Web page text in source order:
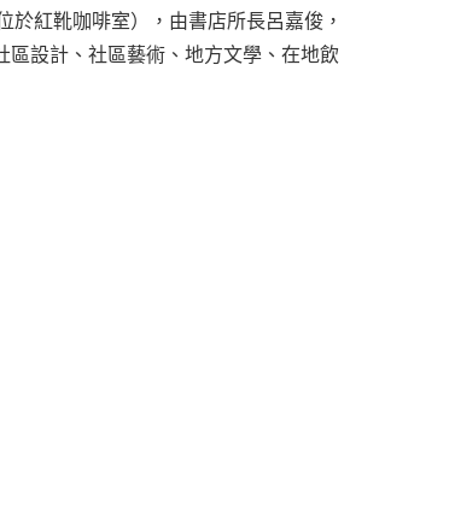
於紅靴咖啡室），由書店所長呂嘉俊，
設計、社區藝術、地方文學、⁠在地飲